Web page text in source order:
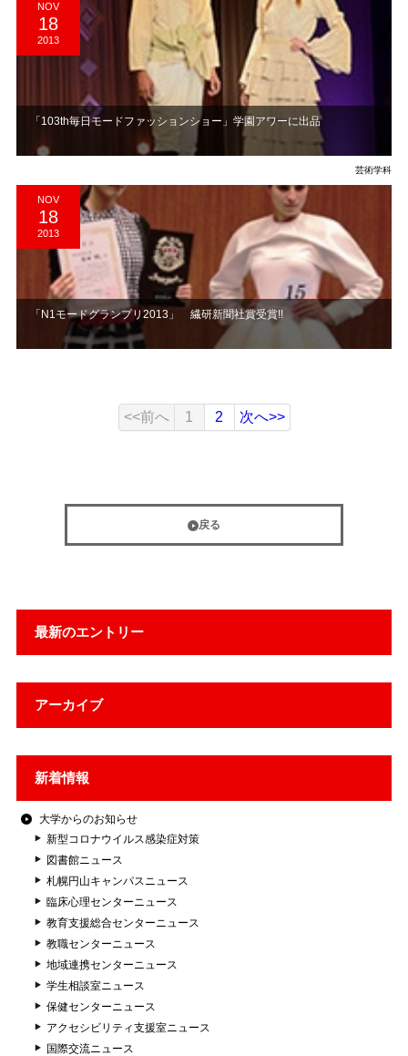
最新のエントリー
アーカイブ
新着情報
大学からのお知らせ
新型コロナウイルス感染症対策
図書館ニュース
札幌円山キャンパスニュース
臨床心理センターニュース
教育支援総合センターニュース
教職センターニュース
地域連携センターニュース
学生相談室ニュース
保健センターニュース
アクセシビリティ支援室ニュース
国際交流ニュース
NOV
18
2013
「103th毎日モードファッションショー」学園アワーに出品
芸術学科
NOV
18
2013
「N1モードグランプリ2013」 繊研新聞社賞受賞!!
<<前へ 1 2 次へ>>
戻る